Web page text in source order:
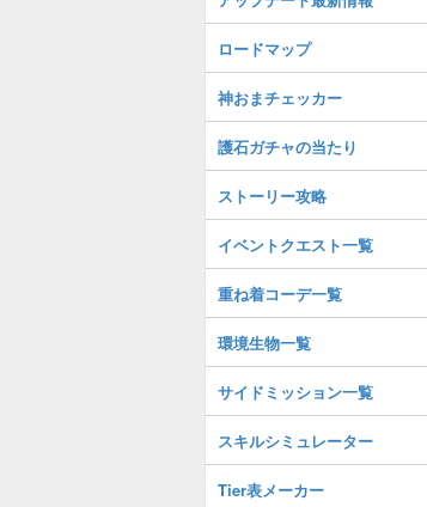
ロードマップ
神おまチェッカー
護石ガチャの当たり
ストーリー攻略
イベントクエスト一覧
重ね着コーデ一覧
環境生物一覧
サイドミッション一覧
スキルシミュレーター
Tier表メーカー